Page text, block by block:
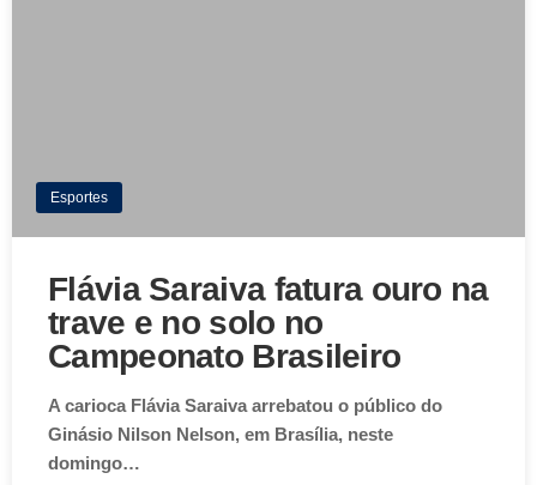
Esportes
Flávia Saraiva fatura ouro na
trave e no solo no
Campeonato Brasileiro
A carioca Flávia Saraiva arrebatou o público do
Ginásio Nilson Nelson, em Brasília, neste
domingo…